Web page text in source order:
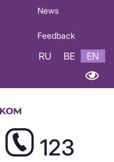
News
Feedback
RU BE EN
123